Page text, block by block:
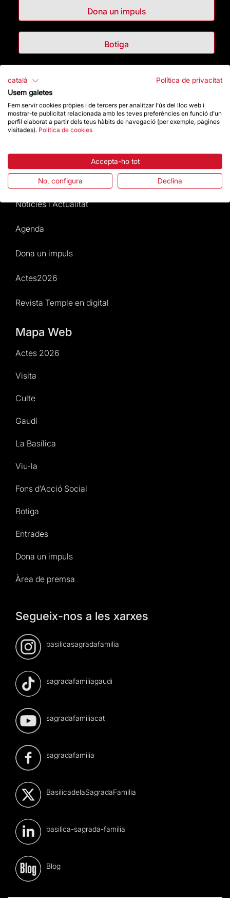
Dona un impuls
Botiga
Destacats
La Fundació
Preguntes freqüents
Atenció al Visitant
Normativa i condicions de compra
Notícies i Actualitat
Agenda
Dona un impuls
Actes2026
Revista Temple en digital
Mapa Web
Actes 2026
Visita
Culte
Gaudí
La Basílica
Viu-la
Fons d’Acció Social
Botiga
Entrades
Dona un impuls
Àrea de premsa
Segueix-nos a les xarxes
basilicasagradafamilia
sagradafamiliagaudi
sagradafamiliacat
sagradafamilia
BasilicadelaSagradaFamilia
basilica-sagrada-familia
Blog
català
Política de privacitat
Usem galetes
Fem servir cookies pròpies i de tercers per analitzar l'ús del lloc web i
mostrar-te publicitat relacionada amb les teves preferències en funció d'un
perfil elaborat a partir dels teus hàbits de navegació (per exemple, pàgines
visitades). Política de cookies
Accepta-ho tot
No, configura Declina